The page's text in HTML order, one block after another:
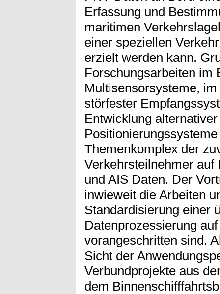
Erfassung und
maritimen
einer speziellen
erzielt werden kann.
Forschungsarbeiten im
Multisensorsysteme,
störfester
Entwicklung
Themenkomplex der
Verkehrsteilnehmer auf
und AIS Daten. Der
inwieweit die Arbeiten
Standardisierung einer
Datenprozessierung
vorangeschritten sind.
Sicht der
Verbundprojekte aus
dem